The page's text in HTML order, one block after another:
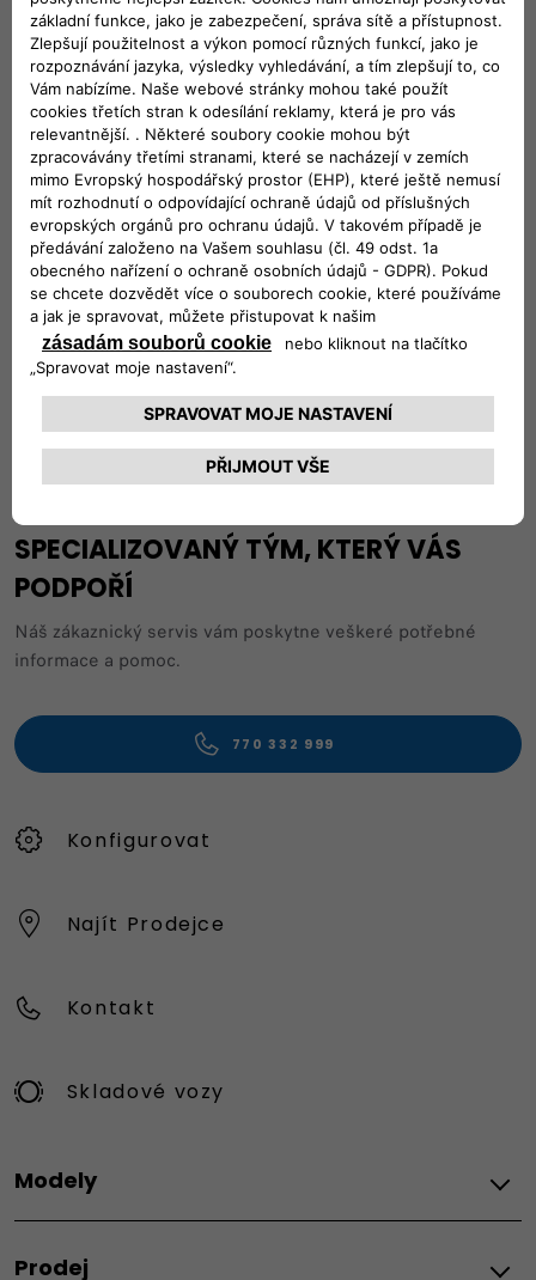
Výrobní závod Atessa, založený v roce 1979 jako společný
podnik FIAT a PSA-Peugeot Citroën, zahájil provoz nedaleko
italského města Chieti v roce 1981. Tato významná továrna,
rozkládající se na ploše více než 1,2 milionu metrů
čtverečních, je s výrobní kapacitou až 1 200 vozů denně
největším a nejflexibilnějším výrobním zařízením pro lehká
užitková vozidla v Evropě. V současnosti se 80 % jeho
produkce vyváží do 75 zemí světa, což zdůrazňuje jeho
mezinárodní význam.
Sledujte nás
SPECIALIZOVANÝ TÝM, KTERÝ VÁS
PODPOŘÍ
Náš zákaznický servis vám poskytne veškeré potřebné
informace a pomoc.
770 332 999
Konfigurovat
Najít Prodejce
Kontakt
Skladové vozy
Modely
Topolino
Prodej